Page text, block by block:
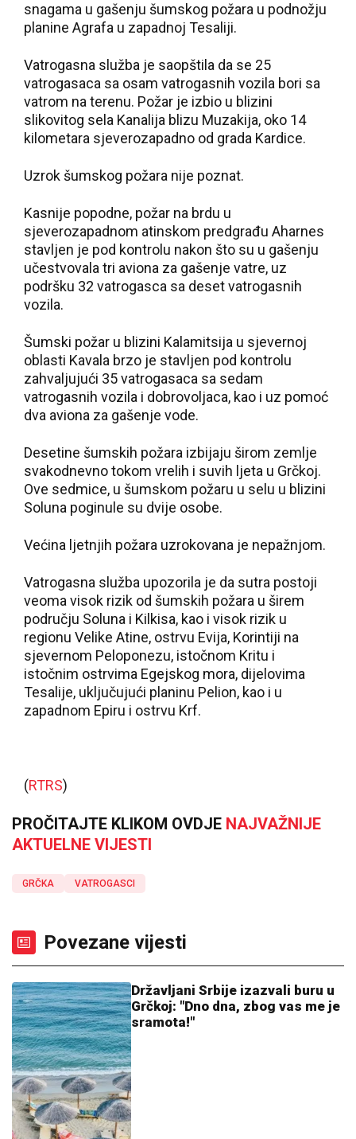
snagama u gašenju šumskog požara u podnožju
planine Agrafa u zapadnoj Tesaliji.
Vatrogasna služba je saopštila da se 25
vatrogasaca sa osam vatrogasnih vozila bori sa
vatrom na terenu. Požar je izbio u blizini
slikovitog sela Kanalija blizu Muzakija, oko 14
kilometara sjeverozapadno od grada Kardice.
Uzrok šumskog požara nije poznat.
Kasnije popodne, požar na brdu u
sjeverozapadnom atinskom predgrađu Aharnes
stavljen je pod kontrolu nakon što su u gašenju
učestvovala tri aviona za gašenje vatre, uz
podršku 32 vatrogasca sa deset vatrogasnih
vozila.
Šumski požar u blizini Kalamitsija u sjevernoj
oblasti Kavala brzo je stavljen pod kontrolu
zahvaljujući 35 vatrogasaca sa sedam
vatrogasnih vozila i dobrovoljaca, kao i uz pomoć
dva aviona za gašenje vode.
Desetine šumskih požara izbijaju širom zemlje
svakodnevno tokom vrelih i suvih ljeta u Grčkoj.
Ove sedmice, u šumskom požaru u selu u blizini
Soluna poginule su dvije osobe.
Većina ljetnjih požara uzrokovana je nepažnjom.
Vatrogasna služba upozorila je da sutra postoji
veoma visok rizik od šumskih požara u širem
području Soluna i Kilkisa, kao i visok rizik u
regionu Velike Atine, ostrvu Evija, Korintiji na
sjevernom Peloponezu, istočnom Kritu i
istočnim ostrvima Egejskog mora, dijelovima
Tesalije, uključujući planinu Pelion, kao i u
zapadnom Epiru i ostrvu Krf.
(RTRS)
PROČITAJTE KLIKOM OVDJE NAJVAŽNIJE
AKTUELNE VIJESTI
GRČKA VATROGASCI
Povezane vijesti
Državljani Srbije izazvali buru u
Grčkoj: "Dno dna, zbog vas me je
sramota!"